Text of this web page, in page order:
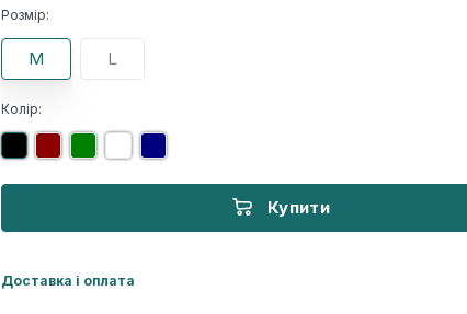
Розмір:
М L
Колір:
Купити
Доставка і оплата